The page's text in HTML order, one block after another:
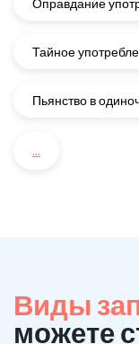
Оправдание
Тайное
Пьянство в
...
Виды
можете